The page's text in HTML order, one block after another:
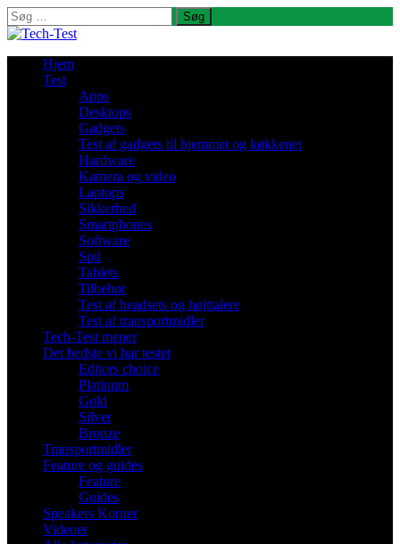
Søg
efter:
Hjem
Test
Apps
Desktops
Gadgets
Test af gadgets til hjemmet og køkkenet
Hardware
Kamera og video
Laptops
Sikkerhed
Smartphones
Software
Spil
Tablets
Tilbehør
Test af headsets og højttalere
Test af transportmidler
Tech-Test mener
Det bedste vi har testet
Editors choice
Platinum
Gold
Silver
Bronze
Transportmidler
Feature og guides
Feature
Guides
Speakers Korner
Videoer